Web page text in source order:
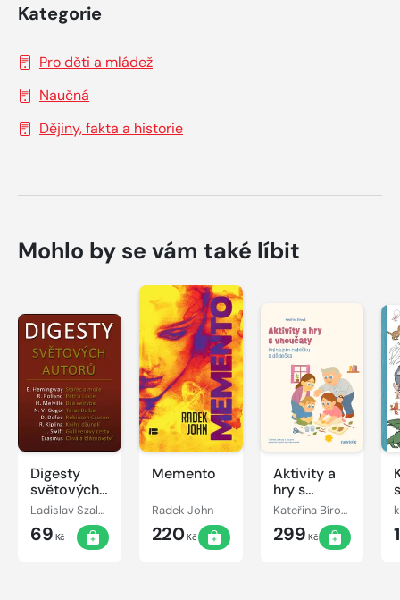
Kategorie
Pro děti a mládež
Naučná
Dějiny, fakta a historie
Mohlo by se vám také líbit
Digesty
světových
autorů
Ladislav Szalai, Romana Szalaiová
69 Kč
Memento
Radek John
220Kč
Aktivity a
hry s
vnoučaty Kateřina Bírová
299 Kč